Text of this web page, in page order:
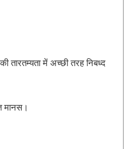
तारतम्यता में अच्छी तरह निबध्द
मानस।